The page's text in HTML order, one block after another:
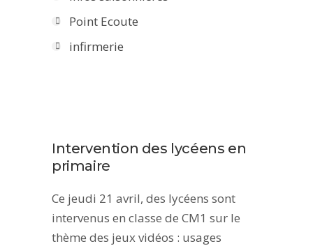
Point Ecoute
infirmerie
Intervention des lycéens en
primaire
Ce jeudi 21 avril, des lycéens sont
intervenus en classe de CM1 sur le
thème des jeux vidéos : usages